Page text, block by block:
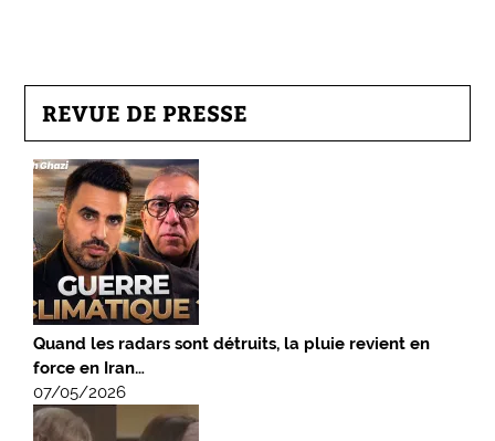
REVUE DE PRESSE
Quand les radars sont détruits, la pluie revient en
force en Iran…
07/05/2026